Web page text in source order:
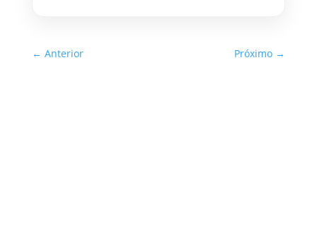
← Anterior Próximo →